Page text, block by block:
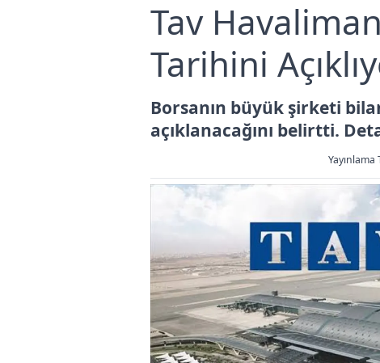
Tav
Tarihini
Borsanın büyük şirketi
açıklanacağını belirtti.
Yayınlama